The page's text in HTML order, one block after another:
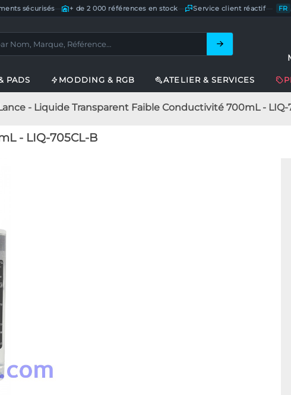
sécurisés— + de 2 000 références en stock Service client réactif— FR
PADS MODDING & RGB ATELIER & SERVICES
- Liquide Transparent Faible Conductivité 700mL - LIQ-
- LIQ-705CL-B